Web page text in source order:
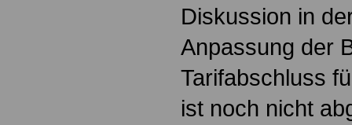
Diskussion in
Anpassung der
Tarifabschluss
ist noch nicht